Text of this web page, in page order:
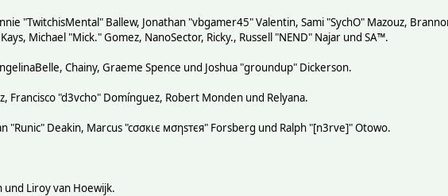
"TwitchisMental" Ballew, Jonathan "vbgamer45" Valentin, Sami "SychO" Mazouz,
Michael "Mick." Gomez, NanoSector, Ricky., Russell "NEND" Najar und SA™.
Chainy, Graeme Spence und Joshua "groundup" Dickerson.
Francisco "d3vcho" Domínguez, Robert Monden und Relyana.
"Runic" Deakin, Marcus "cσσкιє мσηѕтєя" Forsberg und Ralph "[n3rve]" Otowo.
und Liroy van Hoewijk.